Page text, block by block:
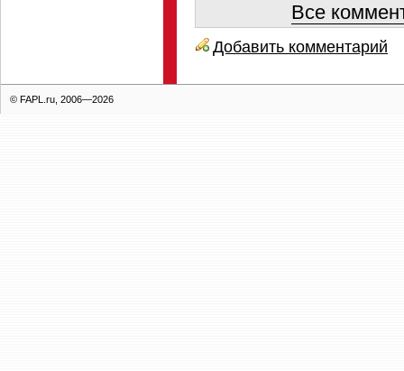
Все
Добавить комментарий
© FAPL.ru, 2006—2026